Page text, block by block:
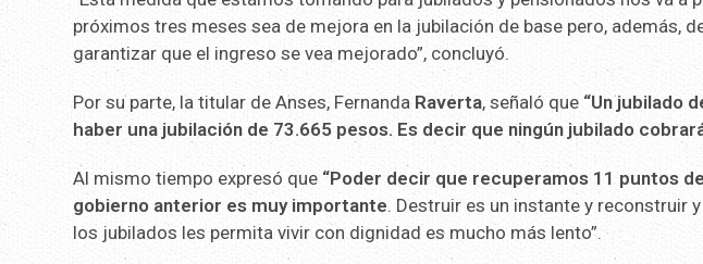
próximos tres meses sea de mejora en la jubilación de base pero, además,
garantizar que el ingreso se vea mejorado”, concluyó.
Por su parte, la titular de Anses, Fernanda Raverta, señaló que “Un jubilado
haber una jubilación de 73.665 pesos. Es decir que ningún jubilado
Al mismo tiempo expresó que “Poder decir que recuperamos 11 puntos
gobierno anterior es muy importante. Destruir es un instante y reconstruir
los jubilados les permita vivir con dignidad es mucho más lento”.